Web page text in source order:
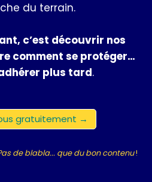
du terrain.
c’est découvrir nos
comment se protéger…
plus tard.
gratuitement →
de blabla... que du bon contenu!